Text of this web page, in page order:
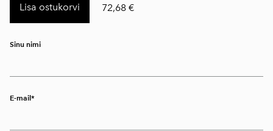
Lisa ostukorvi 72,68 €
Sinu nimi
E-mail